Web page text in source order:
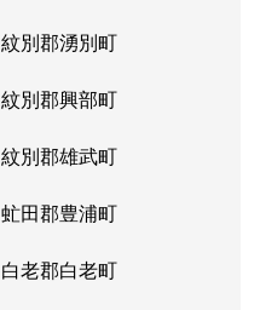
紋別郡湧別町
紋別郡興部町
紋別郡雄武町
虻田郡豊浦町
白老郡白老町